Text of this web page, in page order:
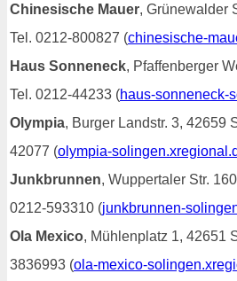
Chinesische Mauer, Grünewalder
Tel. 0212-800827 (chinesische-
Haus Sonneneck, Pfaffenberger
Tel. 0212-44233 (haus-sonneneck-
Olympia, Burger Landstr. 3, 42659
42077 (olympia-
Junkbrunnen, Wuppertaler Str.
0212-593310 (junkbrunnen-
Ola Mexico, Mühlenplatz 1, 42651
3836993 (ola-mexico-